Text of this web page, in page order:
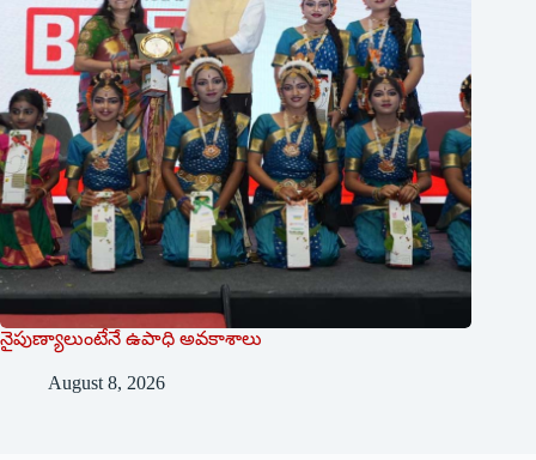
నైపుణ్యాలుంటేనే ఉపాధి అవకాశాలు
August 8, 2026